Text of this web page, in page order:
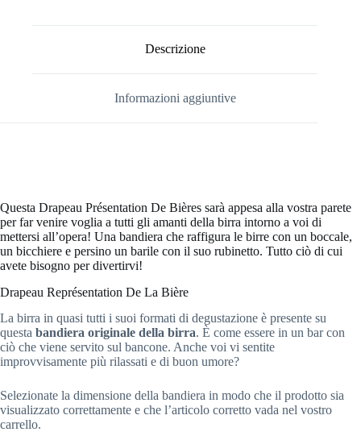
Descrizione
Informazioni aggiuntive
Questa Drapeau Présentation De Bières sarà appesa alla vostra parete
per far venire voglia a tutti gli amanti della birra intorno a voi di
mettersi all’opera! Una bandiera che raffigura le birre con un boccale,
un bicchiere e persino un barile con il suo rubinetto. Tutto ciò di cui
avete bisogno per divertirvi!
Drapeau Représentation De La Bière
La birra in quasi tutti i suoi formati di degustazione è presente su
questa bandiera originale della birra. È come essere in un bar con
ciò che viene servito sul bancone. Anche voi vi sentite
improvvisamente più rilassati e di buon umore?
Selezionate la dimensione della bandiera in modo che il prodotto sia
visualizzato correttamente e che l’articolo corretto vada nel vostro
carrello.